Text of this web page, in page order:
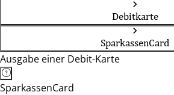
Debitkarte
SparkassenCard
Ausgabe einer Debit-Karte
SparkassenCard